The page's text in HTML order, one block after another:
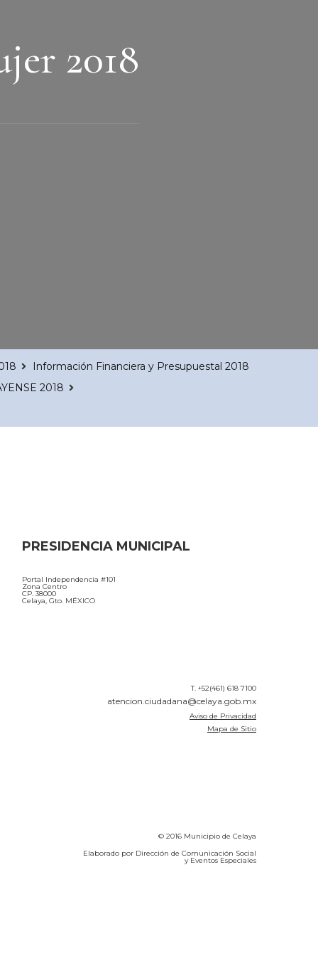
2018
Información Financiera y Presupuestal 2018
2018
PRESIDENCIA MUNICIPAL
Portal Independencia #101
Zona Centro
CP. 38000
Celaya, Gto. MÉXICO
T. +52(461) 618 7100
atencion.ciudadana@celaya.gob.mx
Aviso de Privacidad
Mapa de Sitio
© 2016 Municipio de Celaya
Elaborado por Dirección de Comunicación Social
y Eventos Especiales